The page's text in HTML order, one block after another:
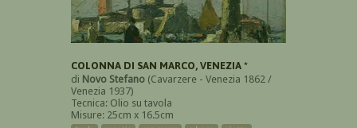
COLONNA DI SAN MARCO, VENEZIA *
di Novo Stefano (Cavarzere - Venezia 1862 /
Venezia 1937)
Tecnica: Olio su tavola
Misure: 25cm x 16.5cm